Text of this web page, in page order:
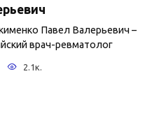
Павел Валерьевич –
врач-ревматолог
2.1к.